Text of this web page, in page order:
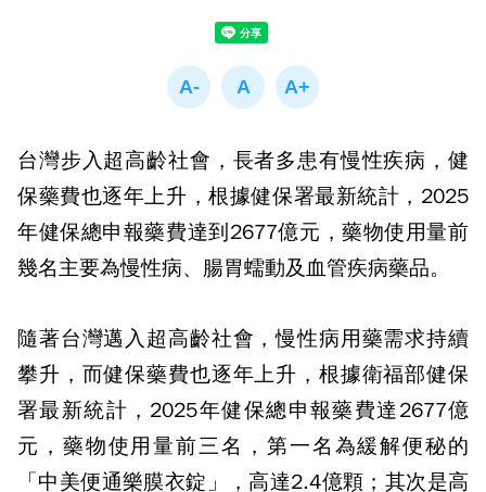
台灣步入超高齡社會，長者多患有慢性疾病，健
保藥費也逐年上升，根據健保署最新統計，2025
年健保總申報藥費達到2677億元，藥物使用量前
幾名主要為慢性病、腸胃蠕動及血管疾病藥品。
隨著台灣邁入超高齡社會，慢性病用藥需求持續
攀升，而健保藥費也逐年上升，根據衛福部健保
署最新統計，2025年健保總申報藥費達2677億
元，藥物使用量前三名，第一名為緩解便秘的
「中美便通樂膜衣錠」，高達2.4億顆；其次是高